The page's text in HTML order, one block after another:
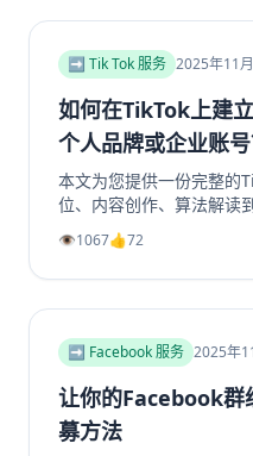
即了解如何提升你的
➡️ Tik Tok 服务 2025年11
如何在TikTok上建
个人品牌或企业账号
本文为您提供一份完整的
位、内容创作、算法解读
地构建一个具有持久生命
或企业账号，避免常见陷
略，玩转TikTok营销。
👁️1067👍72
➡️ Facebook 服务 2025年
让你的Facebook群
募方法